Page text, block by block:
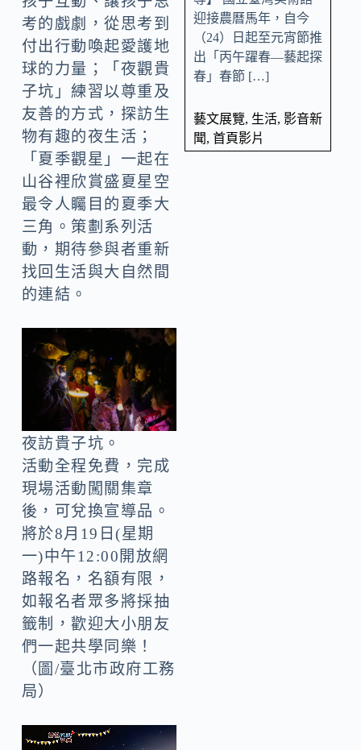
考的戲劇，從思考到
付出行動喚起愛護地
球的力量；「夜觀貴
子坑」練習以尊重及
友善的方式，探訪生
物有趣的夜生活；
「夏季觀星」一起在
山谷裡欣賞盛夏星空
最令人矚目的夏季大
三角。策劃系列活
動，期待參與者重新
找回生活與大自然間
的連結。
夜訪貴子坑。
活動全程免費，完成
現場活動闖關集章
後，可兌換宣導品。
將於8月19日(星期
一)中午12:00開放網
路報名，名額有限，
如報名者眾多將採抽
籤制，歡迎大小朋友
們一起共學同樂！
（圖/臺北市政府工務
局）
迎接農曆馬年，自今
（24）日起至元宵節推
出「丙午躍春—藝起探
春」春節 […]
藝文展覽, 生活, 影音新
聞, 首頁影片